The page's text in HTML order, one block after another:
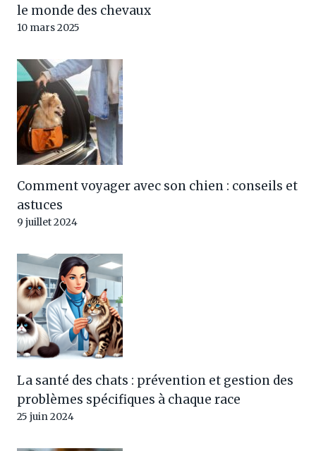
le monde des chevaux
10 mars 2025
Comment voyager avec son chien : conseils et
astuces
9 juillet 2024
La santé des chats : prévention et gestion des
problèmes spécifiques à chaque race
25 juin 2024